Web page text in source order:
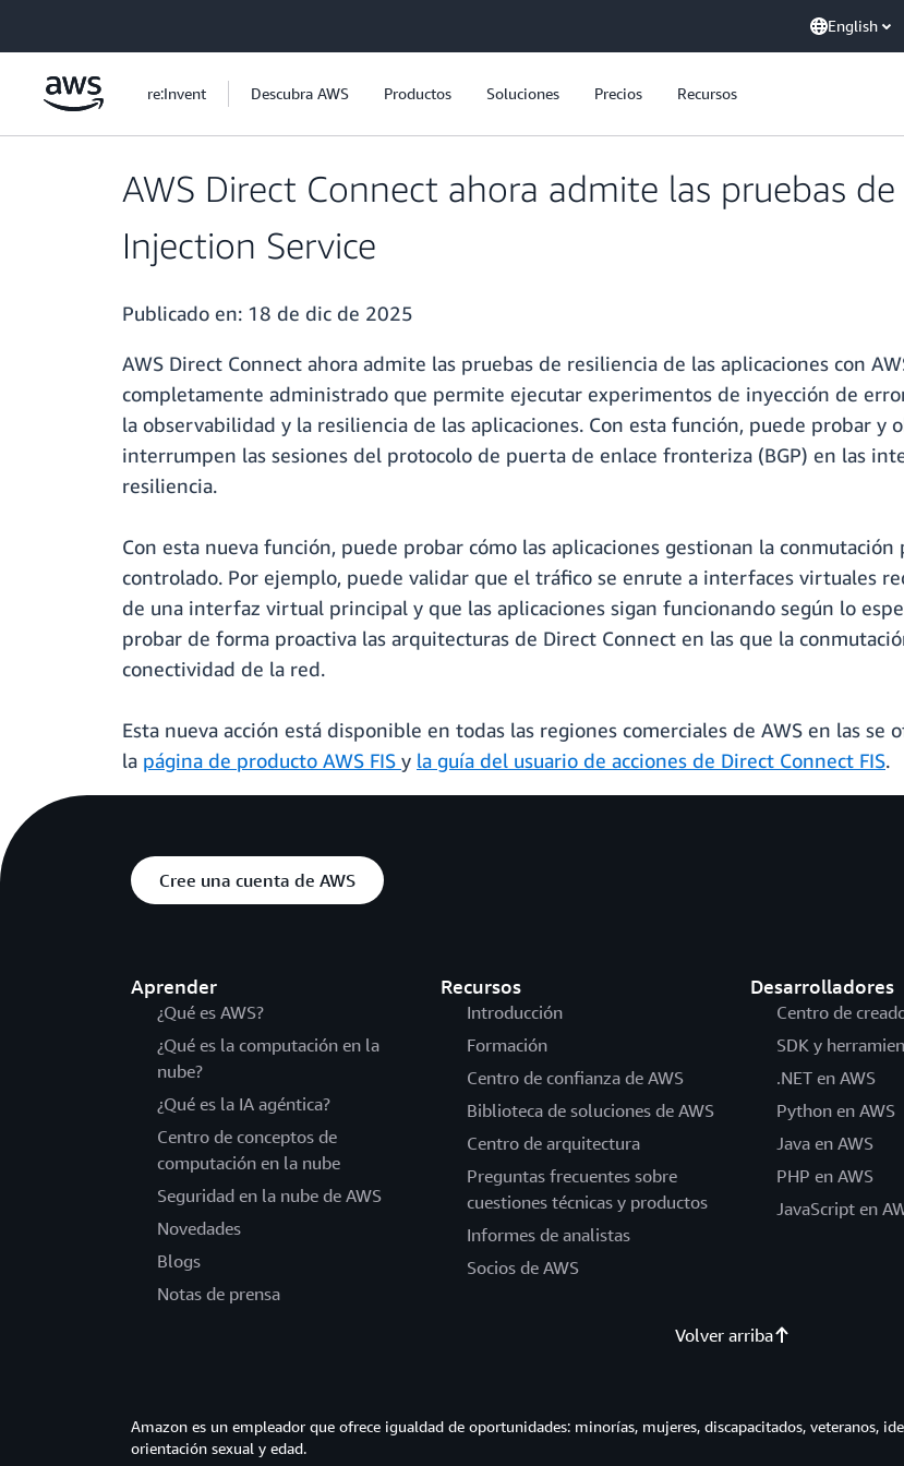
English
re:Invent Descubra AWS Productos Soluciones Precios Recursos
AWS Direct Connect ahora admite las pruebas
Injection Service
Publicado en: 18 de dic de 2025
AWS Direct Connect ahora admite las pruebas de resiliencia de las aplicaciones con
completamente administrado que permite ejecutar experimentos de inyección de
la observabilidad y la resiliencia de las aplicaciones. Con esta función, puede probar y
interrumpen las sesiones del protocolo de puerta de enlace fronteriza (BGP) en las
resiliencia.
Con esta nueva función, puede probar cómo las aplicaciones gestionan la
controlado. Por ejemplo, puede validar que el tráfico se enrute a interfaces virtuales
de una interfaz virtual principal y que las aplicaciones sigan funcionando según lo
probar de forma proactiva las arquitecturas de Direct Connect en las que la
conectividad de la red.
Esta nueva acción está disponible en todas las regiones comerciales de AWS en las se
la página de producto AWS FIS y la guía del usuario de acciones de Direct Connect FIS.
Cree una cuenta de AWS
Aprender
¿Qué es AWS?
¿Qué es la computación en la
nube?
¿Qué es la IA agéntica?
Centro de conceptos de
computación en la nube
Seguridad en la nube de AWS
Novedades
Blogs
Notas de prensa
Recursos
Introducción
Formación
Centro de confianza de AWS
Biblioteca de soluciones de AWS
Centro de arquitectura
Preguntas frecuentes sobre
cuestiones técnicas y productos
Informes de analistas
Socios de AWS
Desarrolladores
Centro de
SDK y
.NET en AWS
Python en AWS
Java en AWS
PHP en AWS
JavaScript en
Volver arriba
Amazon es un empleador que ofrece igualdad de oportunidades: minorías, mujeres, discapacitados, veteranos,
orientación sexual y edad.